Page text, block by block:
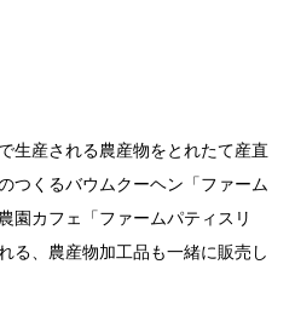
生産される農産物をとれたて産直
つくるバウムクーヘン「ファーム
園カフェ「ファームパティスリ
、農産物加工品も一緒に販売し